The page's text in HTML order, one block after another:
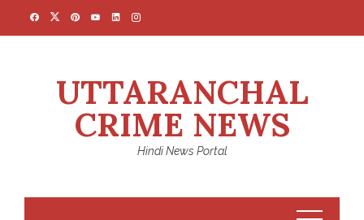
UTTARANCHAL
CRIME NEWS
Hindi News Portal